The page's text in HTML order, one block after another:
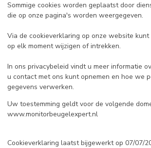
Sommige cookies worden geplaatst door
die op onze pagina's worden weergegeven.
Via de cookieverklaring op onze website
op elk moment wijzigen of intrekken.
In ons privacybeleid vindt u meer informatie
u contact met ons kunt opnemen en hoe we
gegevens verwerken.
Uw toestemming geldt voor de volgende
www.monitorbeugelexpert.nl
Cookieverklaring laatst bijgewerkt op 07/07/